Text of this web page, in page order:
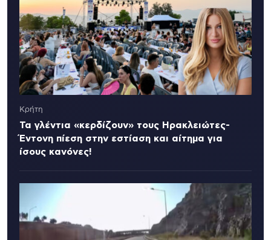
Κρήτη
Τα γλέντια «κερδίζουν» τους Ηρακλειώτες-
Έντονη πίεση στην εστίαση και αίτημα για
ίσους κανόνες!